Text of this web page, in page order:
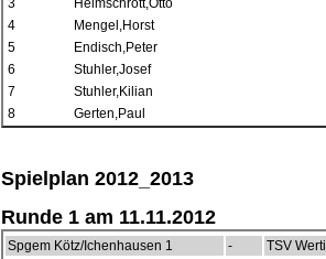
3
Helmschrott,Otto
4
Mengel,Horst
5
Endisch,Peter
6
Stuhler,Josef
7
Stuhler,Kilian
8
Gerten,Paul
Spielplan 2012_2013
Runde 1 am 11.11.2012
Spgem Kötz/Ichenhausen 1 -
TSV